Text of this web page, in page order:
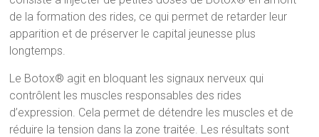
de la formation des rides, ce qui permet de retarder leur
apparition et de préserver le capital jeunesse plus
longtemps.
Le Botox® agit en bloquant les signaux nerveux qui
contrôlent les muscles responsables des rides
d’expression. Cela permet de détendre les muscles et de
réduire la tension dans la zone traitée. Les résultats sont